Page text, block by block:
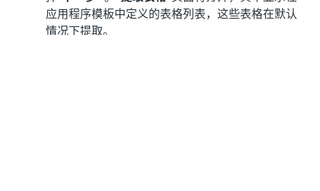
应用程序模板中定义的表格列表，这些表格在默认
情况下提取。